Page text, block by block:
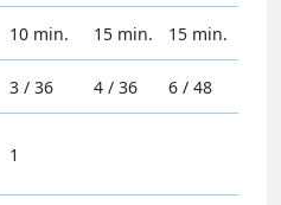
10 min. 15 min. 15 min.
3 / 36 4 / 36 6 / 48
1